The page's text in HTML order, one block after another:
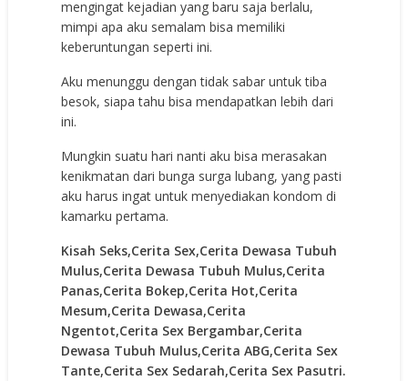
mengingat kejadian yang baru saja berlalu,
mimpi apa aku semalam bisa memiliki
keberuntungan seperti ini.
Aku menunggu dengan tidak sabar untuk tiba
besok, siapa tahu bisa mendapatkan lebih dari
ini.
Mungkin suatu hari nanti aku bisa merasakan
kenikmatan dari bunga surga lubang, yang pasti
aku harus ingat untuk menyediakan kondom di
kamarku pertama.
Kisah Seks,Cerita Sex,Cerita Dewasa Tubuh
Mulus,Cerita Dewasa Tubuh Mulus,Cerita
Panas,Cerita Bokep,Cerita Hot,Cerita
Mesum,Cerita Dewasa,Cerita
Ngentot,Cerita Sex Bergambar,Cerita
Dewasa Tubuh Mulus,Cerita ABG,Cerita Sex
Tante,Cerita Sex Sedarah,Cerita Sex Pasutri.